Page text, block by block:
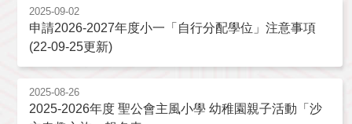
2025-09-02
申請2026-2027年度小一「自行分配學位」注意事項
(22-09-25更新)
2025-08-26
2025-2026年度 聖公會主風小學 幼稚園親子活動「沙